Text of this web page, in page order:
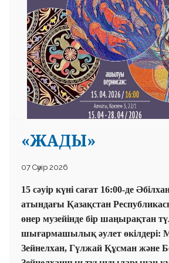
«ЖАДЫ»
07 Сәуір 2026
15 сәуір күні сағат 16:00-де
атындағы Қазақстан
өнер музейінде бір шаңырақтан
шығармашылық әулет өкілдері:
Зейнелхан, Гүлжай Құсман және